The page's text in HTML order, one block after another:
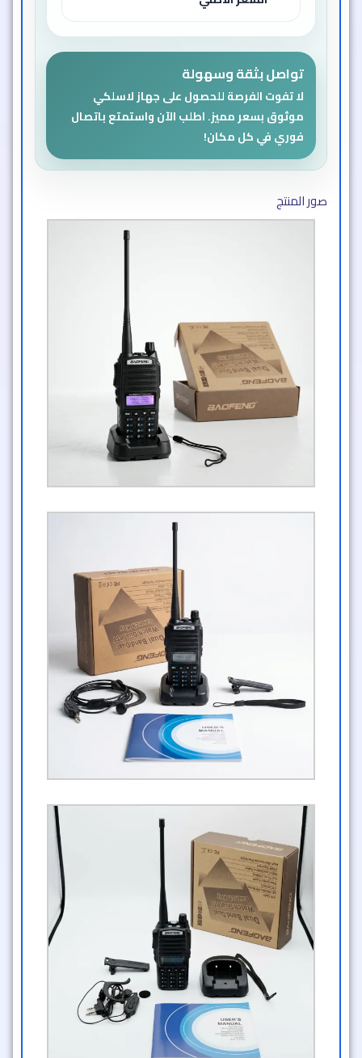
السعر الأصلي
تواصل بثقة وسهولة
لا تفوت الفرصة للحصول على جهاز لاسلكي
موثوق بسعر مميز. اطلب الآن واستمتع باتصال
فوري في كل مكان!
صور المنتج​